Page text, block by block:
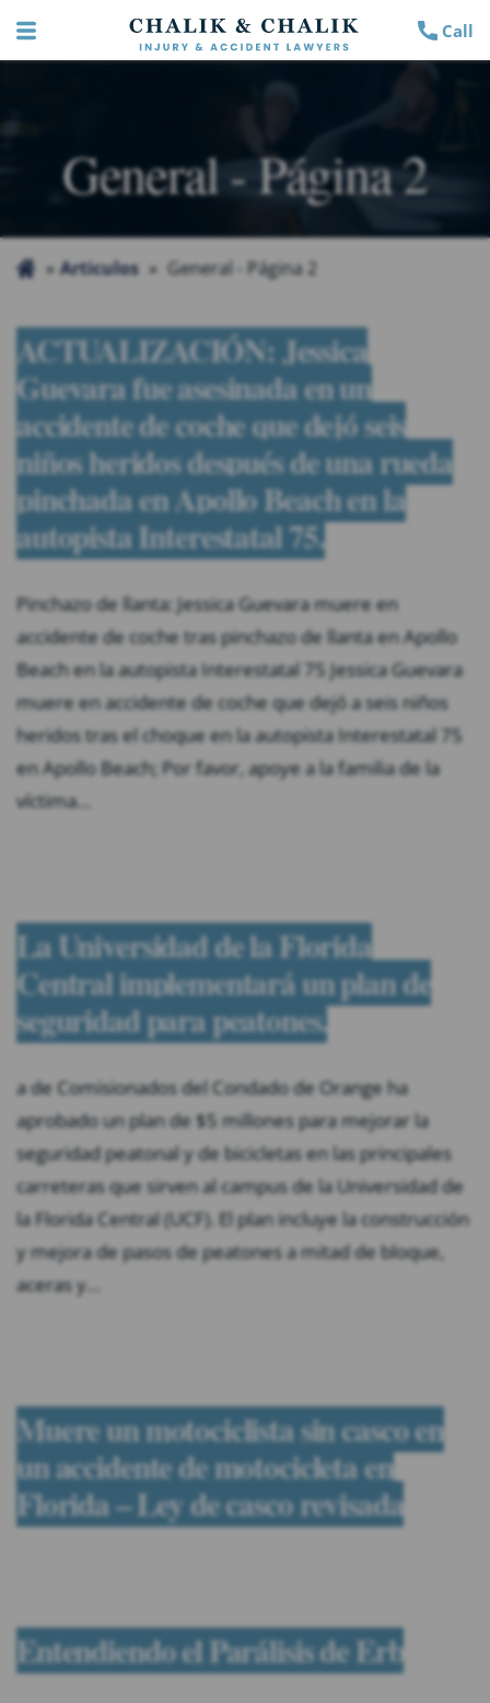
Call
General - Página 2
Articulos General - Página 2
ACTUALIZACIÓN: Jessica
Guevara fue asesinada en un
accidente de coche que dejó seis
niños heridos después de una rueda
pinchada en Apollo Beach en la
autopista Interestatal 75.
Pinchazo de llanta: Jessica Guevara muere en
accidente de coche tras pinchazo de llanta en Apollo
Beach en la autopista Interestatal 75 Jessica Guevara
muere en accidente de coche que dejó a seis niños
heridos tras el choque en la autopista Interestatal 75
en Apollo Beach; Por favor, apoye a la familia de la
víctima…
La Universidad de la Florida
Central implementará un plan de
seguridad para peatones.
a de Comisionados del Condado de Orange ha
aprobado un plan de $5 millones para mejorar la
seguridad peatonal y de bicicletas en las principales
carreteras que sirven al campus de la Universidad de
la Florida Central (UCF). El plan incluye la construcción
y mejora de pasos de peatones a mitad de bloque,
aceras y…
Muere un motociclista sin casco en
un accidente de motocicleta en
Florida – Ley de casco revisada
Entendiendo el Parálisis de Erb